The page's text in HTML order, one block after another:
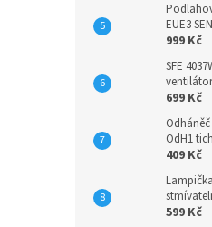
EUE3
999 Kč
SFE
ventilátor
699 Kč
OdH1
409 Kč
599 Kč